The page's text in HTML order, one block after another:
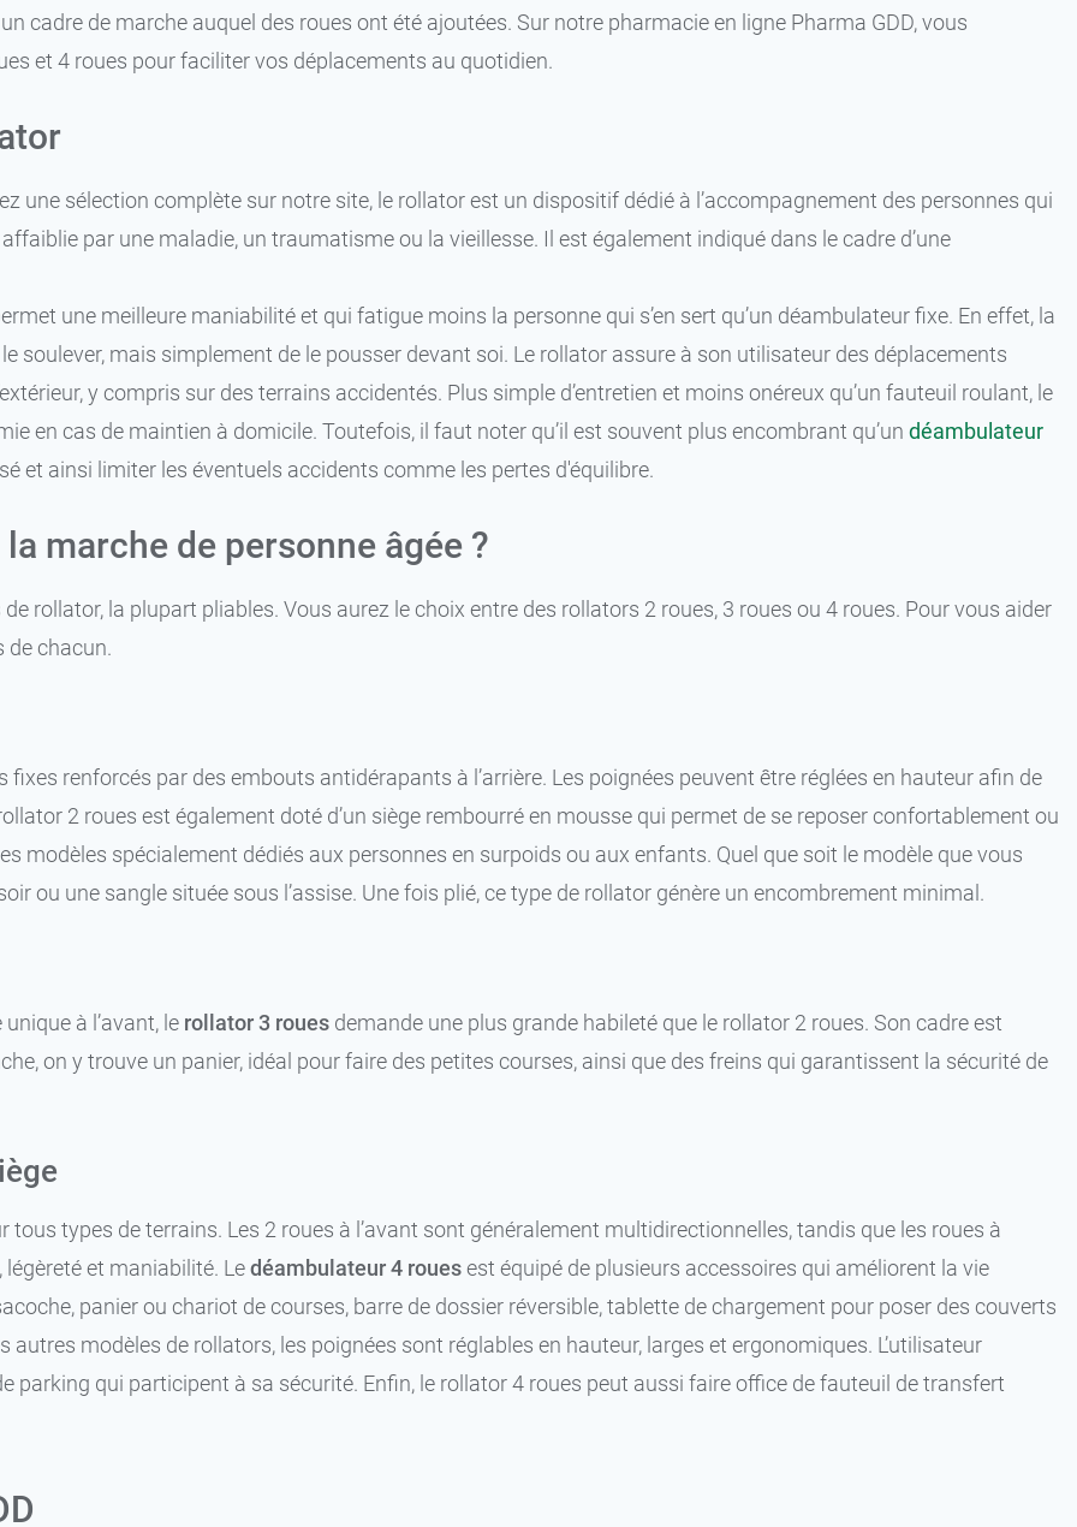
cadre de marche auquel des roues ont été ajoutées. Sur notre pharmacie en ligne Pharma GDD, vous
et 4 roues pour faciliter vos déplacements au quotidien.
une sélection complète sur notre site, le rollator est un dispositif dédié à l’accompagnement des personnes qui
par une maladie, un traumatisme ou la vieillesse. Il est également indiqué dans le cadre d’une
une meilleure maniabilité et qui fatigue moins la personne qui s’en sert qu’un déambulateur fixe. En effet, la
le soulever, mais simplement de le pousser devant soi. Le rollator assure à son utilisateur des déplacements
y compris sur des terrains accidentés. Plus simple d’entretien et moins onéreux qu’un fauteuil roulant, le
en cas de maintien à domicile. Toutefois, il faut noter qu’il est souvent plus encombrant qu’un déambulateur
et ainsi limiter les éventuels accidents comme les pertes d'équilibre.
marche de personne âgée ?
rollator, la plupart pliables. Vous aurez le choix entre des rollators 2 roues, 3 roues ou 4 roues. Pour vous aider
de chacun.
fixes renforcés par des embouts antidérapants à l’arrière. Les poignées peuvent être réglées en hauteur afin de
2 roues est également doté d’un siège rembourré en mousse qui permet de se reposer confortablement ou
modèles spécialement dédiés aux personnes en surpoids ou aux enfants. Quel que soit le modèle que vous
ou une sangle située sous l’assise. Une fois plié, ce type de rollator génère un encombrement minimal.
à l’avant, le rollator 3 roues demande une plus grande habileté que le rollator 2 roues. Son cadre est
on y trouve un panier, idéal pour faire des petites courses, ainsi que des freins qui garantissent la sécurité de
types de terrains. Les 2 roues à l’avant sont généralement multidirectionnelles, tandis que les roues à
légèreté et maniabilité. Ledéambulateur 4 rouesest équipé de plusieurs accessoires qui améliorent la vie
panier ou chariot de courses, barre de dossier réversible, tablette de chargement pour poser des couverts
modèles de rollators, les poignées sont réglables en hauteur, larges et ergonomiques. L’utilisateur
parking qui participent à sa sécurité. Enfin, le rollator 4 roues peut aussi faire office de fauteuil de transfert